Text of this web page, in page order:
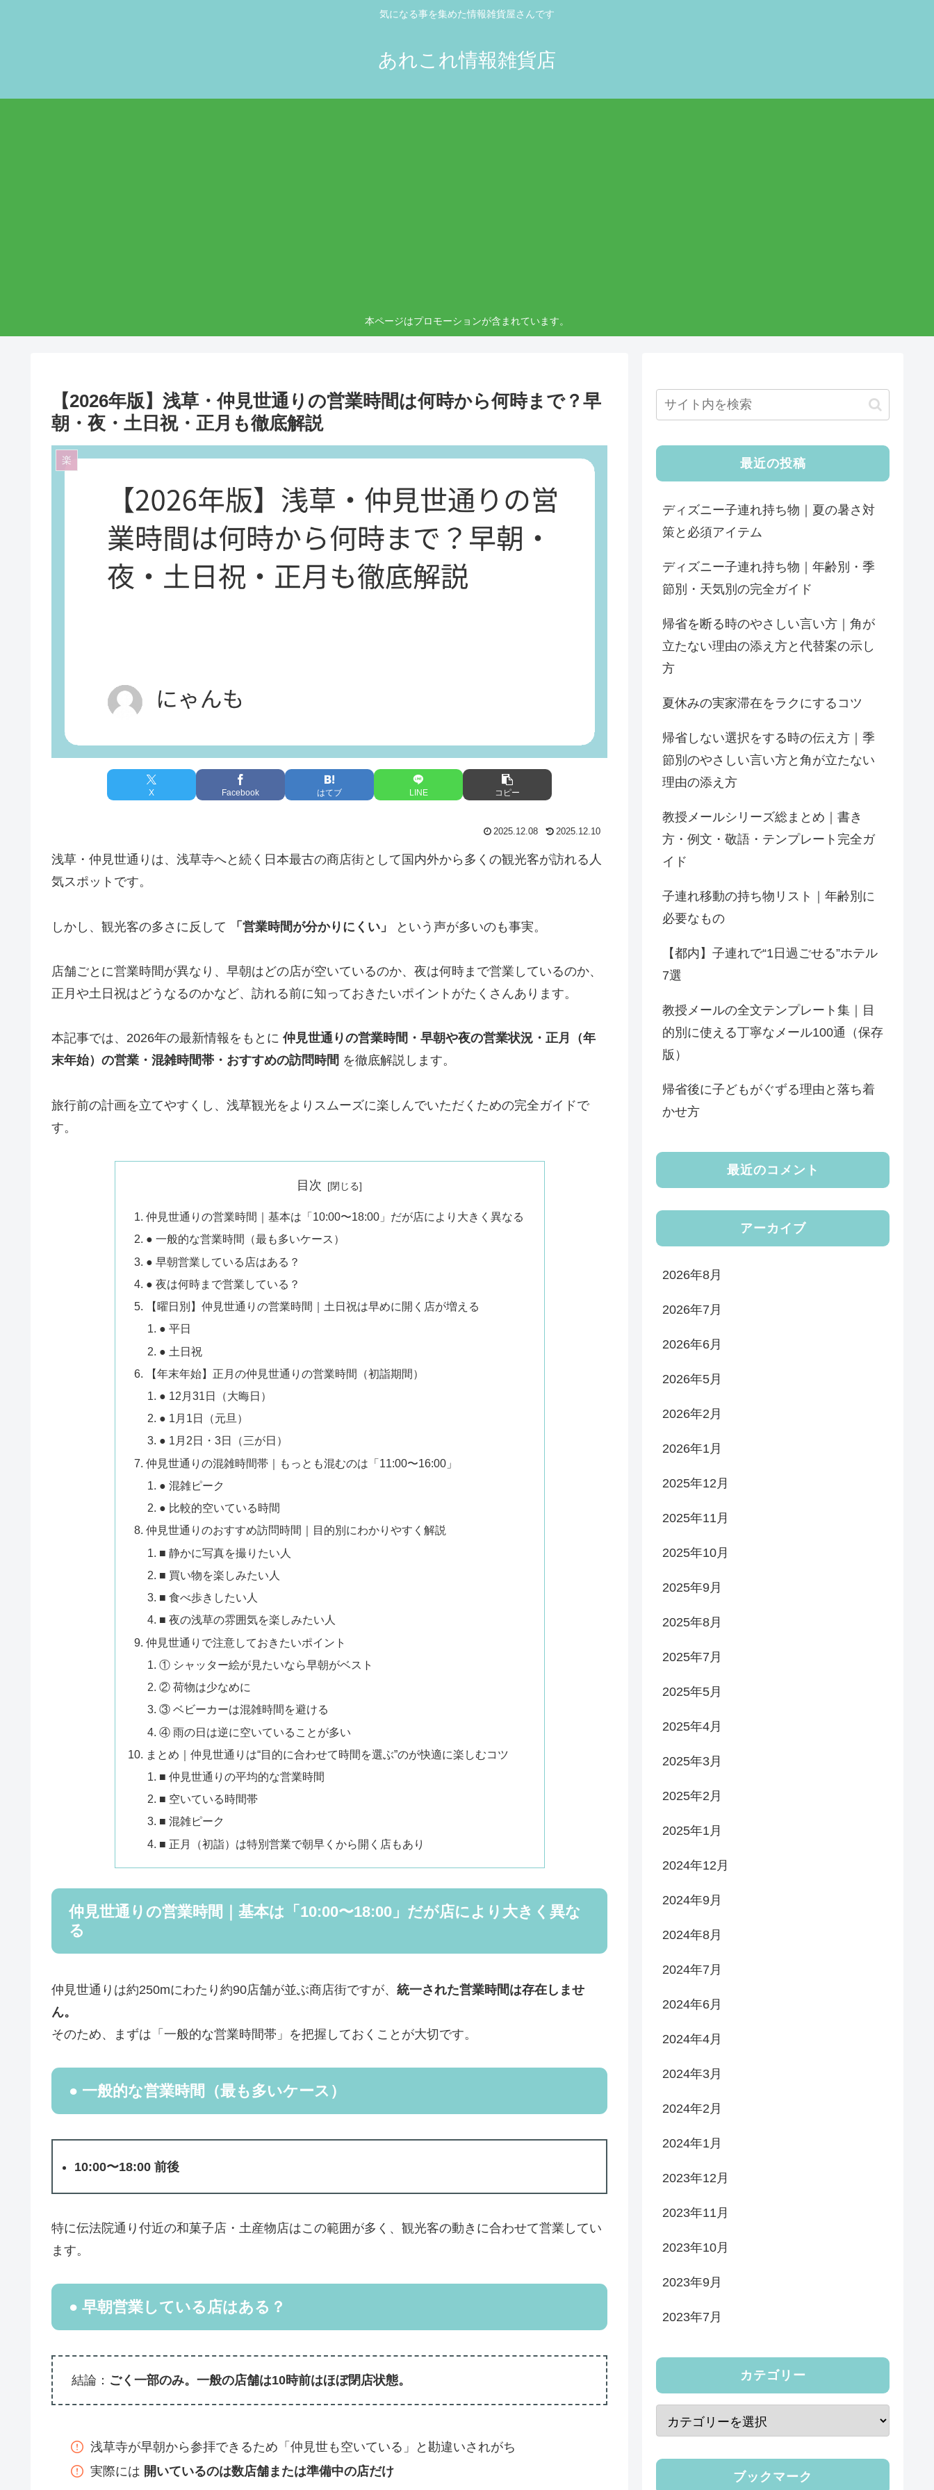
気になる事を集めた情報雑貨屋さんです
あれこれ情報雑貨店
本ページはプロモーションが含まれています。
【2026年版】浅草・仲見世通りの営業時間は何時から何時まで？早
朝・夜・土日祝・正月も徹底解説
楽
X Facebook はてブ LINE コピー
2025.12.08 2025.12.10
浅草・仲見世通りは、浅草寺へと続く日本最古の商店街として国内外から多くの観光客が訪れる人
気スポットです。
しかし、観光客の多さに反して 「営業時間が分かりにくい」 という声が多いのも事実。
店舗ごとに営業時間が異なり、早朝はどの店が空いているのか、夜は何時まで営業しているのか、
正月や土日祝はどうなるのかなど、訪れる前に知っておきたいポイントがたくさんあります。
本記事では、2026年の最新情報をもとに 仲見世通りの営業時間・早朝や夜の営業状況・正月（年
末年始）の営業・混雑時間帯・おすすめの訪問時間 を徹底解説します。
旅行前の計画を立てやすくし、浅草観光をよりスムーズに楽しんでいただくための完全ガイドで
す。
目次
仲見世通りの営業時間｜基本は「10:00〜18:00」だが店により大きく異なる
● 一般的な営業時間（最も多いケース）
● 早朝営業している店はある？
● 夜は何時まで営業している？
【曜日別】仲見世通りの営業時間｜土日祝は早めに開く店が増える
● 平日
● 土日祝
【年末年始】正月の仲見世通りの営業時間（初詣期間）
● 12月31日（大晦日）
● 1月1日（元旦）
● 1月2日・3日（三が日）
仲見世通りの混雑時間帯｜もっとも混むのは「11:00〜16:00」
● 混雑ピーク
● 比較的空いている時間
仲見世通りのおすすめ訪問時間｜目的別にわかりやすく解説
■ 静かに写真を撮りたい人
■ 買い物を楽しみたい人
■ 食べ歩きしたい人
■ 夜の浅草の雰囲気を楽しみたい人
仲見世通りで注意しておきたいポイント
① シャッター絵が見たいなら早朝がベスト
② 荷物は少なめに
③ ベビーカーは混雑時間を避ける
④ 雨の日は逆に空いていることが多い
まとめ｜仲見世通りは“目的に合わせて時間を選ぶ”のが快適に楽しむコツ
■ 仲見世通りの平均的な営業時間
■ 空いている時間帯
■ 混雑ピーク
■ 正月（初詣）は特別営業で朝早くから開く店もあり
仲見世通りの営業時間｜基本は「10:00〜18:00」だが店により大きく異な
る
仲見世通りは約250mにわたり約90店舗が並ぶ商店街ですが、 統一された営業時間は存在しませ
ん。
そのため、まずは「一般的な営業時間帯」を把握しておくことが大切です。
● 一般的な営業時間（最も多いケース）
10:00〜18:00 前後
特に伝法院通り付近の和菓子店・土産物店はこの範囲が多く、観光客の動きに合わせて営業してい
ます。
● 早朝営業している店はある？
結論： ごく一部のみ。一般の店舗は10時前はほぼ閉店状態。
浅草寺が早朝から参拝できるため「仲見世も空いている」と勘違いされがち
実際には 開いているのは数店舗または準備中の店だけ
最近の投稿
ディズニー子連れ持ち物｜夏の暑さ対
策と必須アイテム
ディズニー子連れ持ち物｜年齢別・季
節別・天気別の完全ガイド
帰省を断る時のやさしい言い方｜角が
立たない理由の添え方と代替案の示し
方
夏休みの実家滞在をラクにするコツ
帰省しない選択をする時の伝え方｜季
節別のやさしい言い方と角が立たない
理由の添え方
教授メールシリーズ総まとめ｜書き
方・例文・敬語・テンプレート完全ガ
イド
子連れ移動の持ち物リスト｜年齢別に
必要なもの
【都内】子連れで“1日過ごせる”ホテル
7選
教授メールの全文テンプレート集｜目
的別に使える丁寧なメール100通（保存
版）
帰省後に子どもがぐずる理由と落ち着
かせ方
最近のコメント
アーカイブ
2026年8月
2026年7月
2026年6月
2026年5月
2026年2月
2026年1月
2025年12月
2025年11月
2025年10月
2025年9月
2025年8月
2025年7月
2025年5月
2025年4月
2025年3月
2025年2月
2025年1月
2024年12月
2024年9月
2024年8月
2024年7月
2024年6月
2024年4月
2024年3月
2024年2月
2024年1月
2023年12月
2023年11月
2023年10月
2023年9月
2023年7月
カテゴリー
ブックマーク